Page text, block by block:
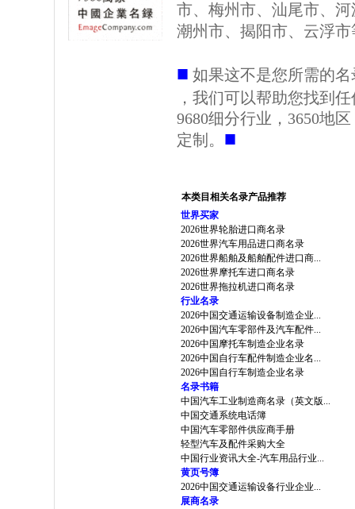
市、梅州市、汕尾市、
潮州市、揭阳市、云浮市
■ 如果这不是您所需的
，我们可以帮助您找到
9680细分行业，3650地
定制。 ■
本类目相关名录产品推荐
世界买家
2026世界轮胎进口商名录
2026世界汽车用品进口商名录
2026世界船舶及船舶配件进口商...
2026世界摩托车进口商名录
2026世界拖拉机进口商名录
行业名录
2026中国交通运输设备制造企业...
2026中国汽车零部件及汽车配件...
2026中国摩托车制造企业名录
2026中国自行车配件制造企业名...
2026中国自行车制造企业名录
名录书籍
中国汽车工业制造商名录（英文版...
中国交通系统电话簿
中国汽车零部件供应商手册
轻型汽车及配件采购大全
中国行业资讯大全-汽车用品行业...
黄页号簿
2026中国交通运输设备行业企业...
展商名录